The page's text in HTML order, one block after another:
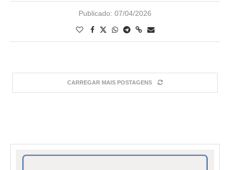
Publicado: 07/04/2026
CARREGAR MAIS POSTAGENS